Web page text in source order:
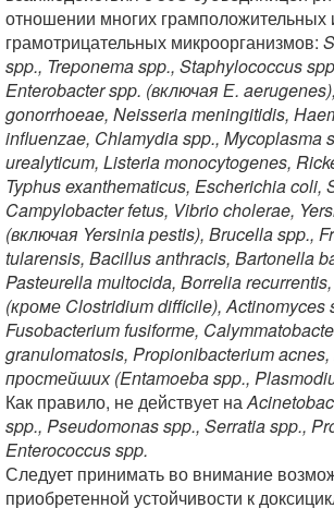
отношении многих грамположительных
грамотрицательных микроорганизмов:
spp., Treponema spp., Staphylococcus
Enterobacter spp. (включая Е.
gonorrhoeae, Neisseria meningitidis,
influenzae, Chlamydia spp., Mycoplasma
urealyticum, Listeria monocytogenes,
Typhus exanthematicus, Escherichia coli,
Campylobacter fetus, Vibrio cholerae,
(включая Yersinia pestis), Brucella spp.,
tularensis, Bacillus anthracis, Bartonella
Pasteurella multocida, Borrelia
(кроме Clostridium difficile), Actinomyces
Fusobacterium fusiforme,
granulomatosis, Propionibacterium
простейших (Entamoeba spp.,
Как правило, не действует на
spp., Pseudomonas spp., Serratia spp.,
Enterococcus spp.
Следует принимать во внимание
приобретенной устойчивости к